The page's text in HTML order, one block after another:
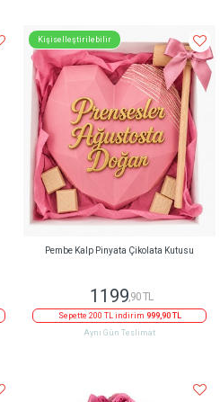
Kişiselleştirilebilir
Pembe Kalp Pinyata Çikolata Kutusu
1199,90 TL
Sepette 200 TL indirim 999,90 TL
Aynı Gün Teslimat